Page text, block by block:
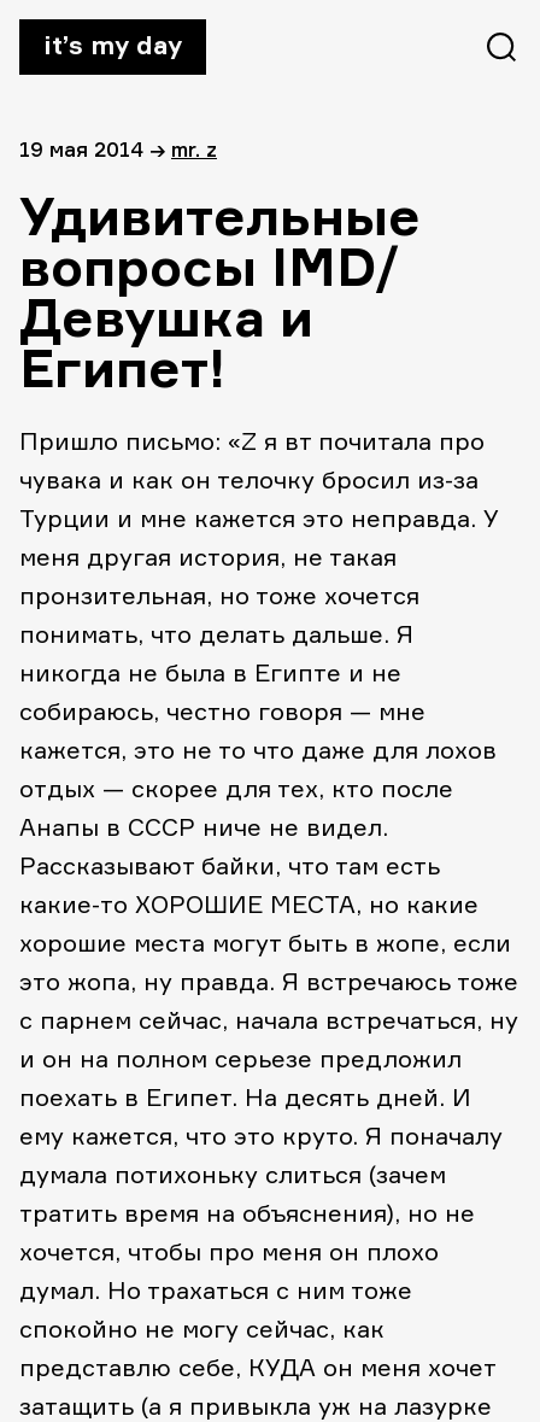
it’s my day
19 мая 2014 → mr. z
Удивительные
вопросы IMD/
Девушка и
Египет!
Пришло письмо: «Z я вт почитала про
чувака и как он телочку бросил из-за
Турции и мне кажется это неправда. У
меня другая история, не такая
пронзительная, но тоже хочется
понимать, что делать дальше. Я
никогда не была в Египте и не
собираюсь, честно говоря — мне
кажется, это не то что даже для лохов
отдых — скорее для тех, кто после
Анапы в СССР ниче не видел.
Рассказывают байки, что там есть
какие-то ХОРОШИЕ МЕСТА, но какие
хорошие места могут быть в жопе, если
это жопа, ну правда. Я встречаюсь тоже
с парнем сейчас, начала встречаться, ну
и он на полном серьезе предложил
поехать в Египет. На десять дней. И
ему кажется, что это круто. Я поначалу
думала потихоньку слиться (зачем
тратить время на объяснения), но не
хочется, чтобы про меня он плохо
думал. Но трахаться с ним тоже
спокойно не могу сейчас, как
представлю себе, КУДА он меня хочет
затащить (а я привыкла уж на лазурке